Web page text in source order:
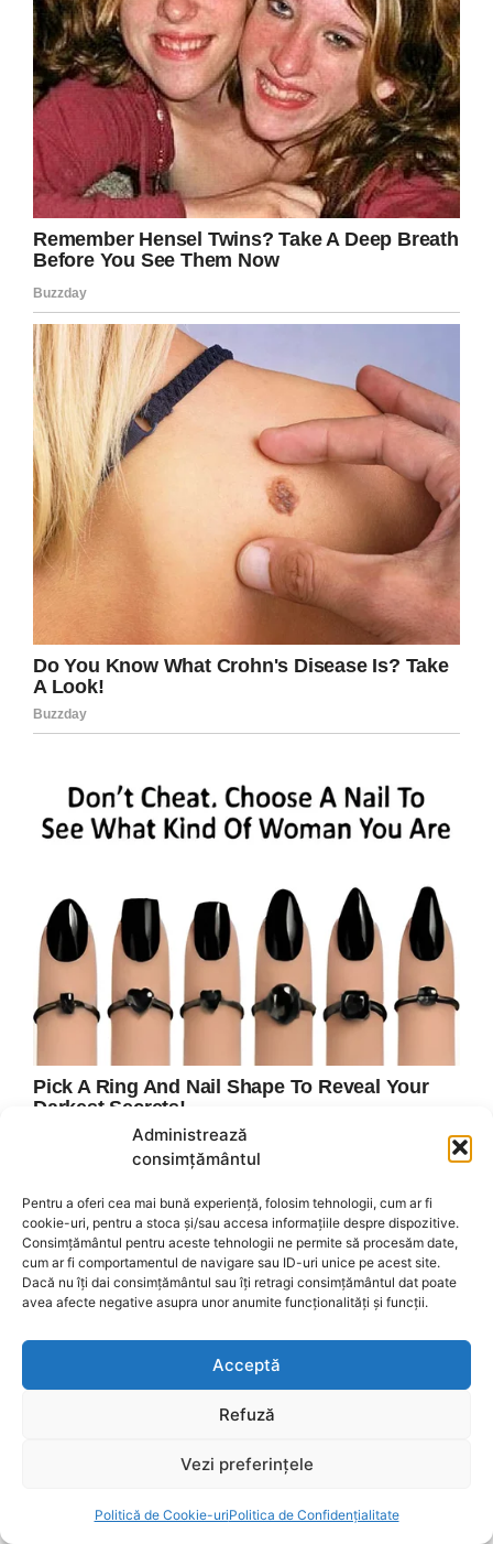
Administrează
consimțământul
Pentru a oferi cea mai bună experiență, folosim tehnologii, cum ar fi
cookie-uri, pentru a stoca și/sau accesa informațiile despre dispozitive.
Consimțământul pentru aceste tehnologii ne permite să procesăm date,
cum ar fi comportamentul de navigare sau ID-uri unice pe acest site.
Dacă nu îți dai consimțământul sau îți retragi consimțământul dat poate
avea afecte negative asupra unor anumite funcționalități și funcții.
Acceptă
Refuză
Vezi preferințele
Politică de Cookie-uriPolitica de Confidențialitate